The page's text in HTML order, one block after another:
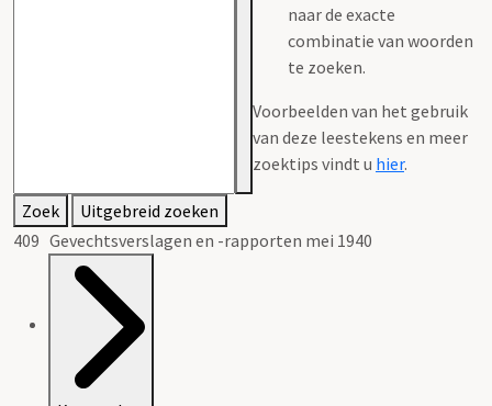
naar de exacte
combinatie van woorden
te zoeken.
Voorbeelden van het gebruik
van deze leestekens en meer
zoektips vindt u hier.
Zoek
Uitgebreid zoeken
409 Gevechtsverslagen en -rapporten mei 1940